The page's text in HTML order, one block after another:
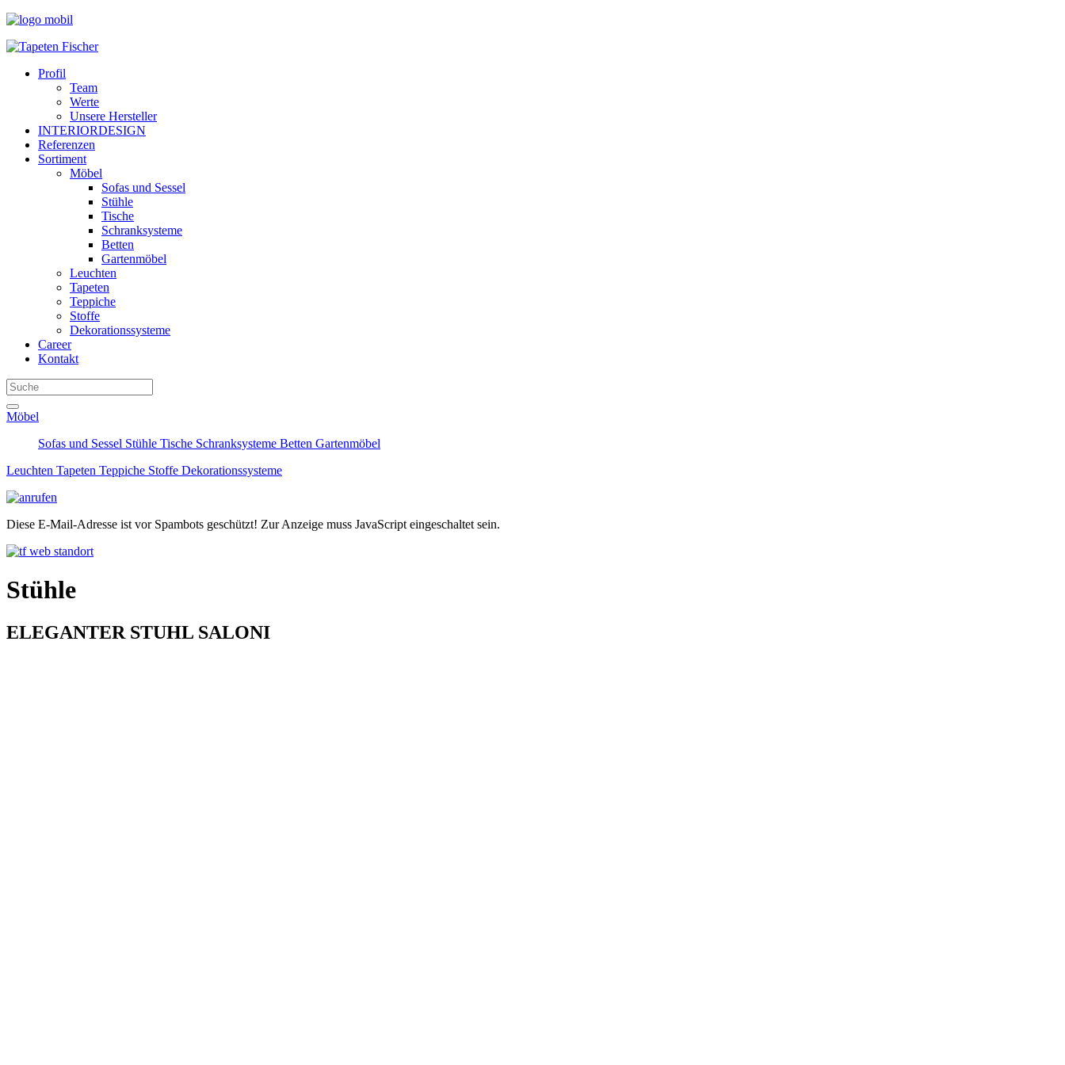
Profil
Team
Werte
Unsere Hersteller
INTERIORDESIGN
Referenzen
Sortiment
Möbel
Sofas und Sessel
Stühle
Tische
Schranksysteme
Betten
Gartenmöbel
Leuchten
Tapeten
Teppiche
Stoffe
Dekorationssysteme
Career
Kontakt
Möbel
Sofas und Sessel Stühle Tische Schranksysteme Betten Gartenmöbel
Leuchten Tapeten Teppiche Stoffe Dekorationssysteme
Diese E-Mail-Adresse ist vor Spambots geschützt! Zur Anzeige muss JavaScript eingeschaltet sein.
Stühle
ELEGANTER STUHL SALONI